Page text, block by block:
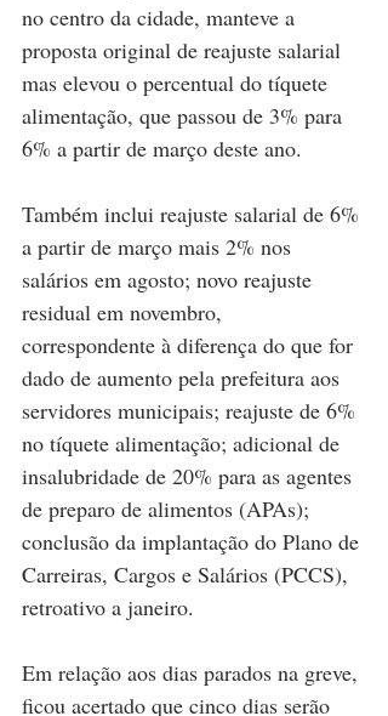
no centro da cidade, manteve a
proposta original de reajuste salarial
mas elevou o percentual do tíquete
alimentação, que passou de 3% para
6% a partir de março deste ano.
Também inclui reajuste salarial de 6%
a partir de março mais 2% nos
salários em agosto; novo reajuste
residual em novembro,
correspondente à diferença do que for
dado de aumento pela prefeitura aos
servidores municipais; reajuste de 6%
no tíquete alimentação; adicional de
insalubridade de 20% para as agentes
de preparo de alimentos (APAs);
conclusão da implantação do Plano de
Carreiras, Cargos e Salários (PCCS),
retroativo a janeiro.
Em relação aos dias parados na greve,
ficou acertado que cinco dias serão